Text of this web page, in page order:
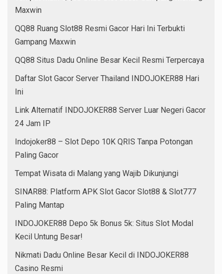
Maxwin
QQ88 Ruang Slot88 Resmi Gacor Hari Ini Terbukti
Gampang Maxwin
QQ88 Situs Dadu Online Besar Kecil Resmi Terpercaya
Daftar Slot Gacor Server Thailand INDOJOKER88 Hari
Ini
Link Alternatif INDOJOKER88 Server Luar Negeri Gacor
24 Jam IP
Indojoker88 – Slot Depo 10K QRIS Tanpa Potongan
Paling Gacor
Tempat Wisata di Malang yang Wajib Dikunjungi
SINAR88: Platform APK Slot Gacor Slot88 & Slot777
Paling Mantap
INDOJOKER88 Depo 5k Bonus 5k: Situs Slot Modal
Kecil Untung Besar!
Nikmati Dadu Online Besar Kecil di INDOJOKER88
Casino Resmi